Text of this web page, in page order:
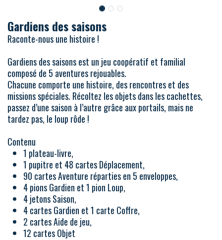
Gardiens des saisons
Raconte-nous une histoire !
Gardiens des saisons est un jeu coopératif et familial
composé de 5 aventures rejouables.
Chacune comporte une histoire, des rencontres et des
missions spéciales. Récoltez les objets dans les cachettes,
passez d’une saison à l’autre grâce aux portails, mais ne
tardez pas, le loup rôde !
Contenu
1 plateau-livre,
1 pupitre et 48 cartes Déplacement,
90 cartes Aventure réparties en 5 enveloppes,
4 pions Gardien et 1 pion Loup,
4 jetons Saison,
4 cartes Gardien et 1 carte Coffre,
2 cartes Aide de jeu,
12 cartes Objet